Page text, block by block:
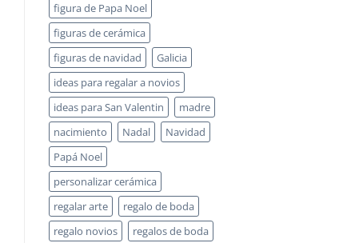
figura de Papa Noel
figuras de cerámica
figuras de navidad
Galicia
ideas para regalar a novios
ideas para San Valentin
madre
nacimiento
Nadal
Navidad
Papá Noel
personalizar cerámica
regalar arte
regalo de boda
regalo novios
regalos de boda